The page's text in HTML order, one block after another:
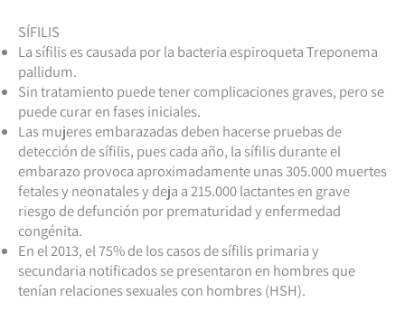
SÍFILIS
La sífilis es causada por la bacteria espiroqueta Treponema
pallidum.
Sin tratamiento puede tener complicaciones graves, pero se
puede curar en fases iniciales.
Las mujeres embarazadas deben hacerse pruebas de
detección de sífilis, pues cada año, la sífilis durante el
embarazo provoca aproximadamente unas 305.000 muertes
fetales y neonatales y deja a 215.000 lactantes en grave
riesgo de defunción por prematuridad y enfermedad
congénita.
En el 2013, el 75% de los casos de sífilis primaria y
secundaria notificados se presentaron en hombres que
tenían relaciones sexuales con hombres (HSH).